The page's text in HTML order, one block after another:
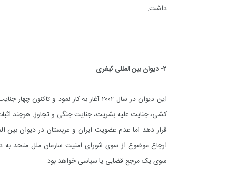
داشت.
۲- دیوان بین المللی کیفری
این دیوان در سال ۲۰۰۲ آغاز به کار نمود و
کشی، جنایت علیه بشریت، جنایت جنگی و تجاوز. هرچند
قرار دهد اما عدم عضویت ایران و عربستان در دیوان بین
ارجاع موضوع از سوی شورای امنیت سازمان ملل متحد به
سوی یک مرجع قضایی یا سیاسی خواهد بود.